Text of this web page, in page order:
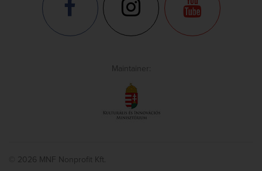
Maintainer:
© 2026 MNF Nonprofit Kft.